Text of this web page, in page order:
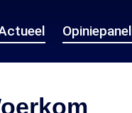
Opiniepanel